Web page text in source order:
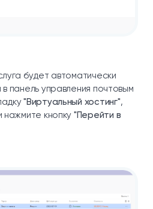
будет автоматически
панель управления почтовым
"Виртуальный хостинг",
нажмите кнопку "Перейти в